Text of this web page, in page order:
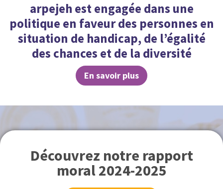
arpejeh est engagée dans une
politique en faveur des personnes en
situation de handicap, de l’égalité
des chances et de la diversité
En savoir plus
Découvrez notre rapport
moral 2024-2025